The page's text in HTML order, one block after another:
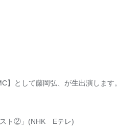
】として藤岡弘、が生出演します。
スト②」(NHK Eテレ)